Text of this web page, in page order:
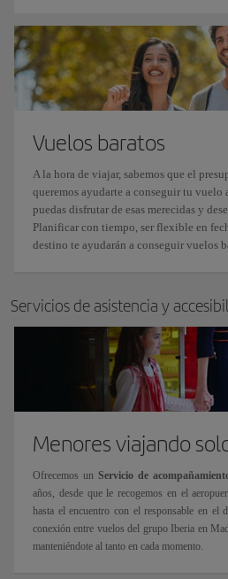
Vuelos baratos
A la hora de viajar, sabemos que el
queremos ayudarte a conseguir tu vuelo
puedas disfrutar de esas merecidas y
Planificar con tiempo, ser flexible en
destino te ayudarán a conseguir vuelos
Servicios de asistencia y
Menores viajando
Ofrecemos un Servicio de
años, desde que le recogemos en el
hasta el encuentro con el responsable en el
conexión entre vuelos del grupo Iberia en
manteniéndote al tanto en cada momento.